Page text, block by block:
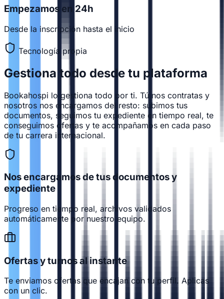
Empezamos en 24h
Desde la inscripción hasta el inicio
Tecnología propia
Gestiona todo desde tu plataforma
Bookahospi lo gestiona todo por ti. Tú nos contratas y
nosotros nos encargamos del resto: subimos tus
documentos, seguimos tu expediente en tiempo real, te
conseguimos ofertas y te acompañamos en cada paso
de tu carrera internacional.
Nos encargamos de tus documentos y
expediente
Progreso en tiempo real, archivos validados
automáticamente por nuestro equipo.
Ofertas y turnos al instante
Te enviamos ofertas que encajan con tu perfil. Aplicas
con un clic.